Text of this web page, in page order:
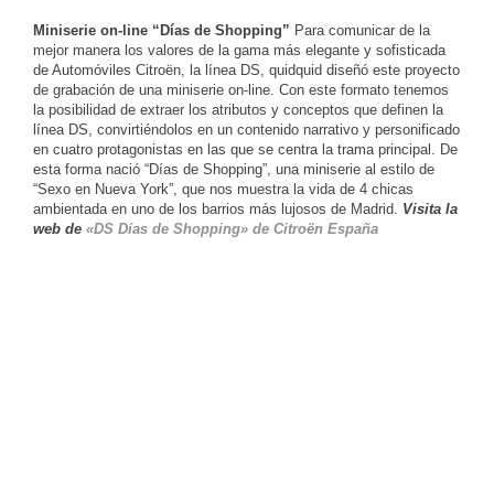
Miniserie on-line “Días de Shopping” Para comunicar de la
mejor manera los valores de la gama más elegante y sofisticada
de Automóviles Citroën, la línea DS, quidquid diseñó este proyecto
de grabación de una miniserie on-line. Con este formato tenemos
la posibilidad de extraer los atributos y conceptos que definen la
línea DS, convirtiéndolos en un contenido narrativo y personificado
en cuatro protagonistas en las que se centra la trama principal. De
esta forma nació “Días de Shopping”, una miniserie al estilo de
“Sexo en Nueva York”, que nos muestra la vida de 4 chicas
ambientada en uno de los barrios más lujosos de Madrid. Visita la
web de «DS Días de Shopping» de Citroën España